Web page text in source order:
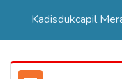
Kadisdukcapil Merauke Tegaskan Pelayana KTP Sesuai SOP